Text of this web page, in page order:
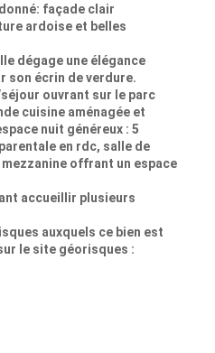
façade clair
ardoise et belles
dégage une élégance
son écrin de verdure.
ouvrant sur le parc
cuisine aménagée et
nuit généreux : 5
en rdc, salle de
offrant un espace
accueillir plusieurs
auxquels ce bien est
le site géorisques :